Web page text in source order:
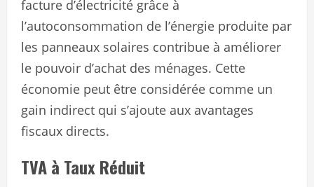
facture d’électricité grâce à
l’autoconsommation de l’énergie produite par
les panneaux solaires contribue à améliorer
le pouvoir d’achat des ménages. Cette
économie peut être considérée comme un
gain indirect qui s’ajoute aux avantages
fiscaux directs.
TVA à Taux Réduit